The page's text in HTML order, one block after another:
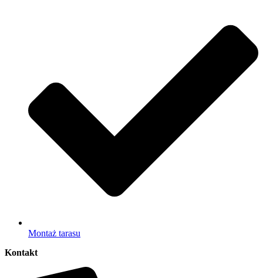
Montaż tarasu
Kontakt